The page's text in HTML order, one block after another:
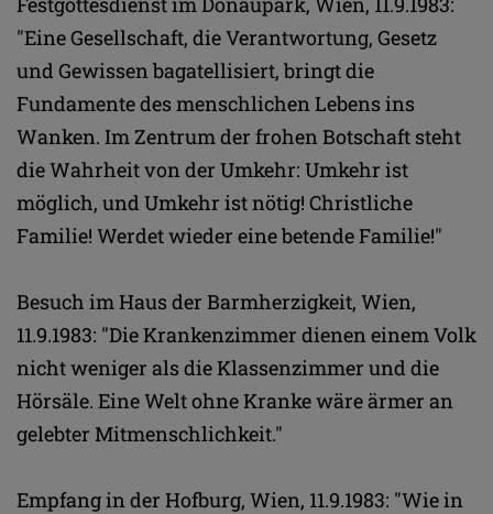
"Eine Gesellschaft, die Verantwortung, Gesetz
und Gewissen bagatellisiert, bringt die
Fundamente des menschlichen Lebens ins
Wanken. Im Zentrum der frohen Botschaft steht
die Wahrheit von der Umkehr: Umkehr ist
möglich, und Umkehr ist nötig! Christliche
Familie! Werdet wieder eine betende Familie!"
Besuch im Haus der Barmherzigkeit, Wien,
11.9.1983: "Die Krankenzimmer dienen einem Volk
nicht weniger als die Klassenzimmer und die
Hörsäle. Eine Welt ohne Kranke wäre ärmer an
gelebter Mitmenschlichkeit."
Empfang in der Hofburg, Wien, 11.9.1983: "Wie in